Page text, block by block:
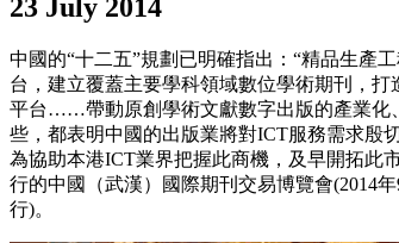
23 July 2014
中國的“十二五”規劃已明確指出：“精品生產
台，建立覆蓋主要學科領域數位學術期刊，打
平台……帶動原創學術文獻數字出版的產業化
些，都表明中國的出版業將對ICT服務需求殷
為協助本港ICT業界把握此商機，及早開拓此
行的中國（武漢）國際期刊交易博覽會(2014
行)。